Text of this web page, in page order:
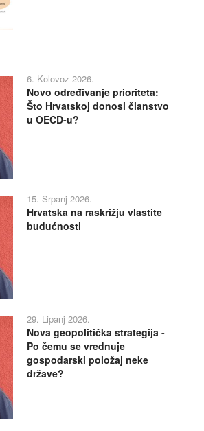
6. Kolovoz 2026.
Novo određivanje prioriteta:
Što Hrvatskoj donosi članstvo
u OECD-u?
15. Srpanj 2026.
Hrvatska na raskrižju vlastite
budućnosti
29. Lipanj 2026.
Nova geopolitička strategija -
Po čemu se vrednuje
gospodarski položaj neke
države?